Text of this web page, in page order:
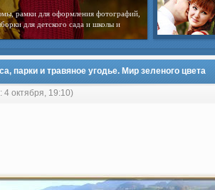
рамки для оформления фотографий,
для детского сада и школы и
парки и травяное угодье. Мир зеленого цвета
4 октября, 19:10)